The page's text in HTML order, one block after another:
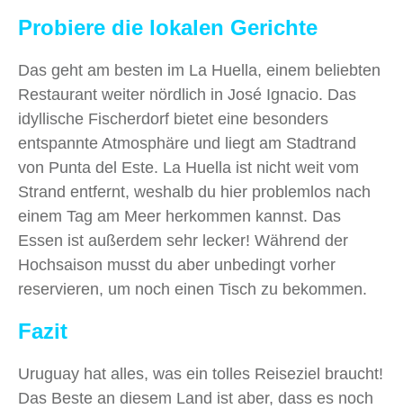
Probiere die lokalen Gerichte
Das geht am besten im La Huella, einem beliebten
Restaurant weiter nördlich in José Ignacio. Das
idyllische Fischerdorf bietet eine besonders
entspannte Atmosphäre und liegt am Stadtrand
von Punta del Este. La Huella ist nicht weit vom
Strand entfernt, weshalb du hier problemlos nach
einem Tag am Meer herkommen kannst. Das
Essen ist außerdem sehr lecker! Während der
Hochsaison musst du aber unbedingt vorher
reservieren, um noch einen Tisch zu bekommen.
Fazit
Uruguay hat alles, was ein tolles Reiseziel braucht!
Das Beste an diesem Land ist aber, dass es noch